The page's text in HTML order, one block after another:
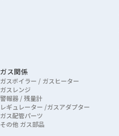
ガス関係
ガスボイラー / ガスヒーター
ガスレンジ
警報器 / 残量計
レギュレーター /ガスアダプター
ガス配管パーツ
その他 ガス部品